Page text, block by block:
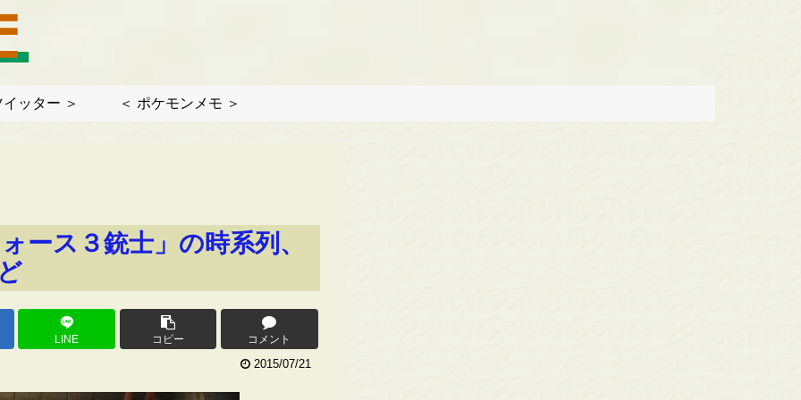
ッター ＞ ＜ ポケモンメモ ＞
ース３銃士」の時系列、
LINE コピー コメント
2015/07/21